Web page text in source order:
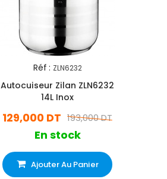
Réf : ZLN6232
Autocuiseur Zilan ZLN6232
14L Inox
193,000 DT
129,000 DT
En stock
Ajouter Au Panier